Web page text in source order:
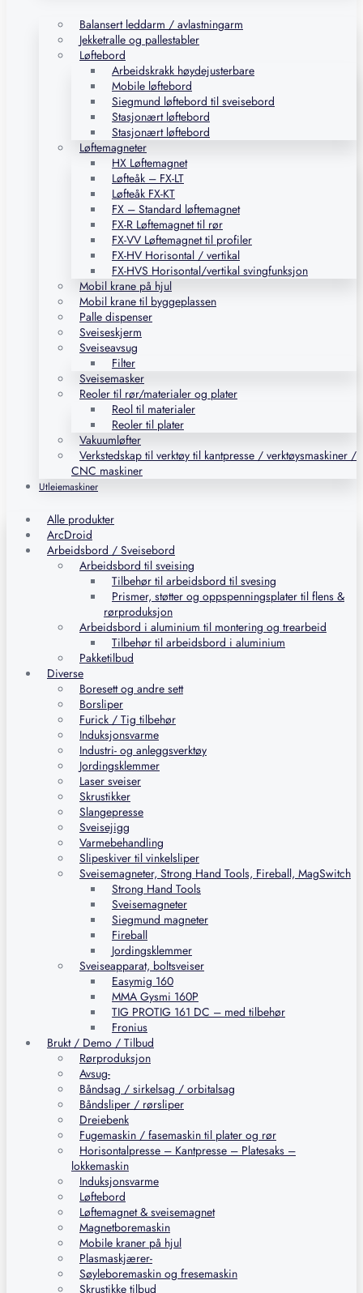
Balansert leddarm / avlastningarm
Jekketralle og pallestabler
Løftebord
Arbeidskrakk høydejusterbare
Mobile løftebord
Siegmund løftebord til sveisebord
Stasjonært løftebord
Stasjonært løftebord
Løftemagneter
HX Løftemagnet
Løfteåk – FX-LT
Løfteåk FX-KT
FX – Standard løftemagnet
FX-R Løftemagnet til rør
FX-VV Løftemagnet til profiler
FX-HV Horisontal / vertikal
FX-HVS Horisontal/vertikal svingfunksjon
Mobil krane på hjul
Mobil krane til byggeplassen
Palle dispenser
Sveiseskjerm
Sveiseavsug
Filter
Sveisemasker
Reoler til rør/materialer og plater
Reol til materialer
Reoler til plater
Vakuumløfter
Verkstedskap til verktøy til kantpresse / verktøysmaskiner /
CNC maskiner
Utleiemaskiner
Alle produkter
ArcDroid
Arbeidsbord / Sveisebord
Arbeidsbord til sveising
Tilbehør til arbeidsbord til svesing
Prismer, støtter og oppspenningsplater til flens &
rørproduksjon
Arbeidsbord i aluminium til montering og trearbeid
Tilbehør til arbeidsbord i aluminium
Pakketilbud
Diverse
Boresett og andre sett
Borsliper
Furick / Tig tilbehør
Induksjonsvarme
Industri- og anleggsverktøy
Jordingsklemmer
Laser sveiser
Skrustikker
Slangepresse
Sveisejigg
Varmebehandling
Slipeskiver til vinkelsliper
Sveisemagneter, Strong Hand Tools, Fireball, MagSwitch
Strong Hand Tools
Sveisemagneter
Siegmund magneter
Fireball
Jordingsklemmer
Sveiseapparat, boltsveiser
Easymig 160
MMA Gysmi 160P
TIG PROTIG 161 DC – med tilbehør
Fronius
Brukt / Demo / Tilbud
Rørproduksjon
Avsug-
Båndsag / sirkelsag / orbitalsag
Båndsliper / rørsliper
Dreiebenk
Fugemaskin / fasemaskin til plater og rør
Horisontalpresse – Kantpresse – Platesaks –
lokkemaskin
Induksjonsvarme
Løftebord
Løftemagnet & sveisemagnet
Magnetboremaskin
Mobile kraner på hjul
Plasmaskjærer-
Søyleboremaskin og fresemaskin
Skrustikke tilbud